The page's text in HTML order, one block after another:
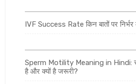
IVF Success Rate किन बातों पर निर्भर
Sperm Motility Meaning in Hindi:
है और क्यों है जरूरी?